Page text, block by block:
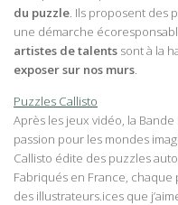
du puzzle. Ils proposent des
une démarche
artistes de talents sont à la
exposer sur nos murs.
Puzzles Callisto
Après les jeux vidéo, la
passion pour les mondes
Callisto édite des puzzles
Fabriqués en France,
des illustrateurs.ices que